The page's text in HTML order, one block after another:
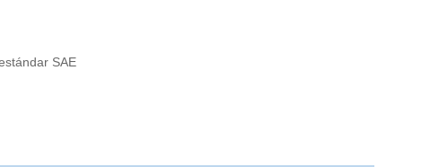
SAE